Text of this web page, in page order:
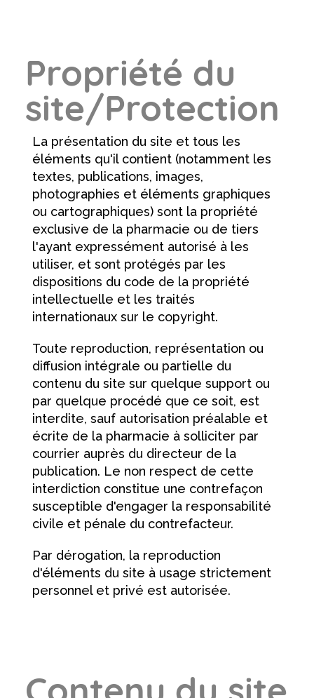
Propriété du
site/Protection
La présentation du site et tous les
éléments qu'il contient (notamment les
textes, publications, images,
photographies et éléments graphiques
ou cartographiques) sont la propriété
exclusive de la pharmacie ou de tiers
l'ayant expressément autorisé à les
utiliser, et sont protégés par les
dispositions du code de la propriété
intellectuelle et les traités
internationaux sur le copyright.
Toute reproduction, représentation ou
diffusion intégrale ou partielle du
contenu du site sur quelque support ou
par quelque procédé que ce soit, est
interdite, sauf autorisation préalable et
écrite de la pharmacie à solliciter par
courrier auprès du directeur de la
publication. Le non respect de cette
interdiction constitue une contrefaçon
susceptible d'engager la responsabilité
civile et pénale du contrefacteur.
Par dérogation, la reproduction
d'éléments du site à usage strictement
personnel et privé est autorisée.